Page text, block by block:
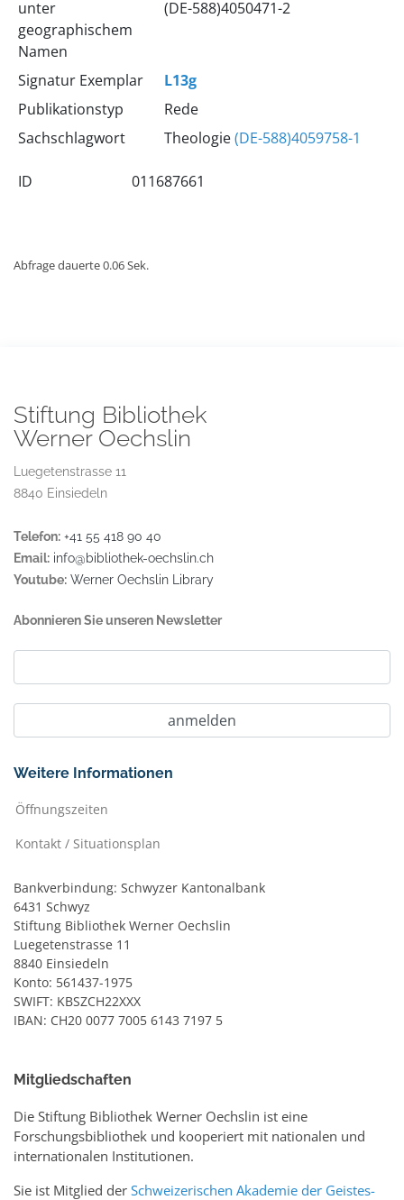
unter
geographischem
Namen
(DE-588)4050471-2
Signatur Exemplar
L13g
Publikationstyp
Rede
Sachschlagwort
Theologie(DE-588)4059758-1
ID 011687661
Abfrage dauerte 0.06 Sek.
Stiftung Bibliothek
Werner Oechslin
Luegetenstrasse 11
8840 Einsiedeln
Telefon: +41 55 418 90 40
Email: info@bibliothek-oechslin.ch
Youtube: Werner Oechslin Library
Abonnieren Sie unseren Newsletter
Weitere Informationen
Öffnungszeiten
Kontakt / Situationsplan
Bankverbindung: Schwyzer Kantonalbank
6431 Schwyz
Stiftung Bibliothek Werner Oechslin
Luegetenstrasse 11
8840 Einsiedeln
Konto: 561437-1975
SWIFT: KBSZCH22XXX
IBAN: CH20 0077 7005 6143 7197 5
Mitgliedschaften
Die Stiftung Bibliothek Werner Oechslin ist eine
Forschungsbibliothek und kooperiert mit nationalen und
internationalen Institutionen.
Sie ist Mitglied der Schweizerischen Akademie der Geistes-